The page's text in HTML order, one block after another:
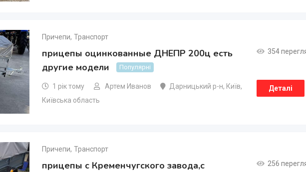
Причепи, Транспорт
прицепы оцинкованные ДНЕПР 200ц есть
другие модели
Популярні
1 рік тому Артем Иванов Дарницький р-н, Київ,
Київська область
354
Деталі
Причепи, Транспорт
прицепы с Кременчугского завода,с
256